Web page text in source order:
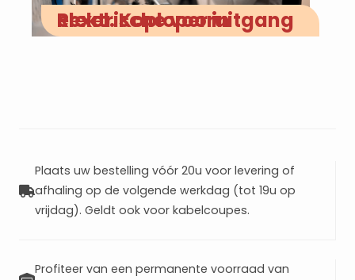
Rexel. Koploper in elektrische vooruitgang
Plaats uw bestelling vóór 20u voor levering of
afhaling op de volgende werkdag (tot 19u op
vrijdag). Geldt ook voor kabelcoupes.
Profiteer van een permanente voorraad van